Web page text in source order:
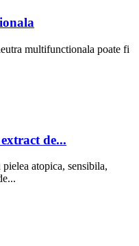
multifunctionala poate fi
de...
atopica, sensibila,